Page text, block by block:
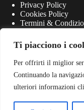
Ti piacciono i
Per offrirti il miglior
Continuando la
ulteriori informazioni
Privacy Policy
Cookies Policy
Termini &